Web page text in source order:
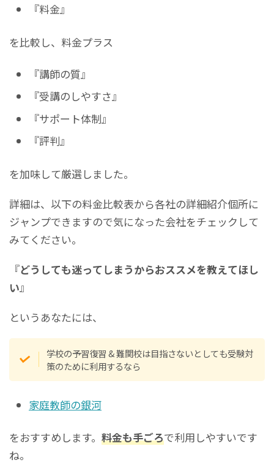
『料金』
を比較し、料金プラス
『講師の質』
『受講のしやすさ』
『サポート体制』
『評判』
を加味して厳選しました。
詳細は、以下の料金比較表から各社の詳細紹介個所に
ジャンプできますので気になった会社をチェックして
みてください。
『どうしても迷ってしまうからおススメを教えてほし
い』
というあなたには、
学校の予習復習 & 難関校は目指さないとしても受験対
策のために利用するなら
家庭教師の銀河
をおすすめします。 料金も手ごろで利用しやすいです
ね。